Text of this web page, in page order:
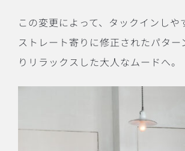
この変更によって、タックインしや
ストレート寄りに修正されたパター
りリラックスした大人なムードへ。